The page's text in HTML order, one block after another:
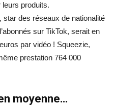
produits.
star des réseaux de nationalité
sur TikTok, serait en
par vidéo ! Squeezie,
prestation 764 000
moyenne…